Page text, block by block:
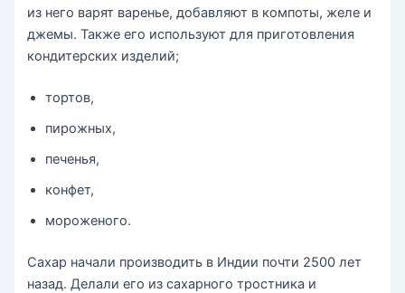
из него варят варенье, добавляют в компоты, желе и
джемы. Также его используют для приготовления
кондитерских изделий;
тортов,
пирожных,
печенья,
конфет,
мороженого.
Сахар начали производить в Индии почти 2500 лет
назад. Делали его из сахарного тростника и